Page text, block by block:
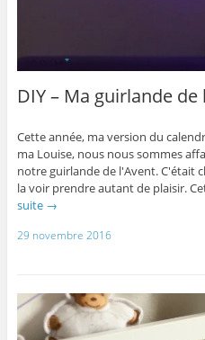
DIY – Ma guirlande de
Cette année, ma version du
ma Louise, nous nous sommes
notre guirlande de l'Avent. C'était
la voir prendre autant de plaisir.
suite →
29 novembre 2016